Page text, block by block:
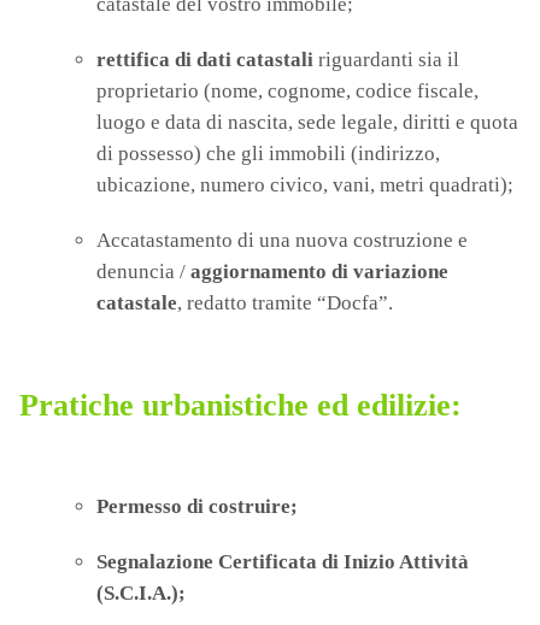
catastale del vostro immobile;
rettifica di dati catastali riguardanti sia il
proprietario (nome, cognome, codice fiscale,
luogo e data di nascita, sede legale, diritti e quota
di possesso) che gli immobili (indirizzo,
ubicazione, numero civico, vani, metri quadrati);
Accatastamento di una nuova costruzione e
denuncia / aggiornamento di variazione
catastale, redatto tramite “Docfa”.
Pratiche urbanistiche ed edilizie:
Permesso di costruire;
Segnalazione Certificata di Inizio Attività
(S.C.I.A.);